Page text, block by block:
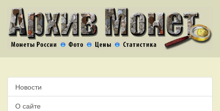
Новости
О сайте